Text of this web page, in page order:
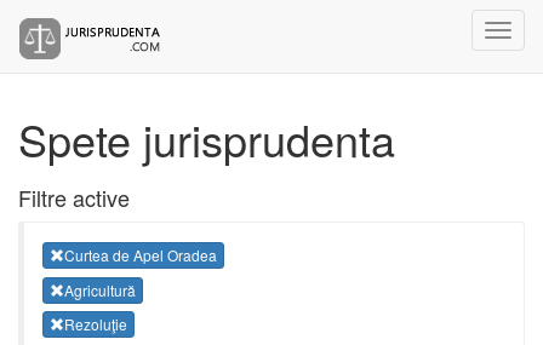
Spete jurisprudenta
Filtre active
Curtea de Apel Oradea
Agricultură
Rezoluţie